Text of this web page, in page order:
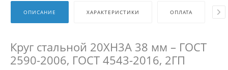
ОПИСАНИЕ ХАРАКТЕРИСТИКИ ОПЛАТА
Круг стальной 20ХН3А 38 мм – ГОСТ
2590-2006, ГОСТ 4543-2016, 2ГП